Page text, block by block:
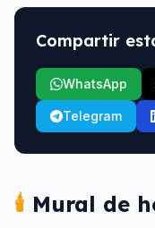
Compartir
WhatsApp
Telegram
🕯️ Mural de